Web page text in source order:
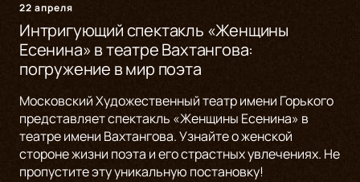
22 апреля
Интригующий спектакль «Женщины
Есенина» в театре Вахтангова:
погружение в мир поэта
Московский Художественный театр имени Горького
представляет спектакль «Женщины Есенина» в
театре имени Вахтангова. Узнайте о женской
стороне жизни поэта и его страстных увлечениях. Не
пропустите эту уникальную постановку!